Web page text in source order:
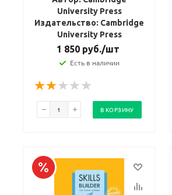
University Press
Издательство: Cambridge
University Press
1 850 руб./шт
Есть в наличии
В КОРЗИНУ